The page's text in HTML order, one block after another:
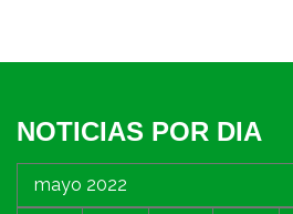
NOTICIAS POR DIA
mayo 2022